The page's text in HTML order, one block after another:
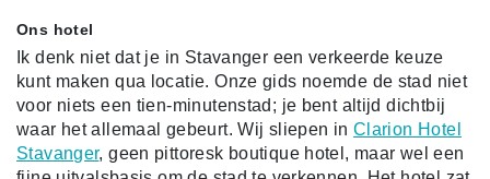
Ons hotel
Ik denk niet dat je in Stavanger een verkeerde keuze
kunt maken qua locatie. Onze gids noemde de stad niet
voor niets een tien-minutenstad; je bent altijd dichtbij
waar het allemaal gebeurt. Wij sliepen in Clarion Hotel
Stavanger, geen pittoresk boutique hotel, maar wel een